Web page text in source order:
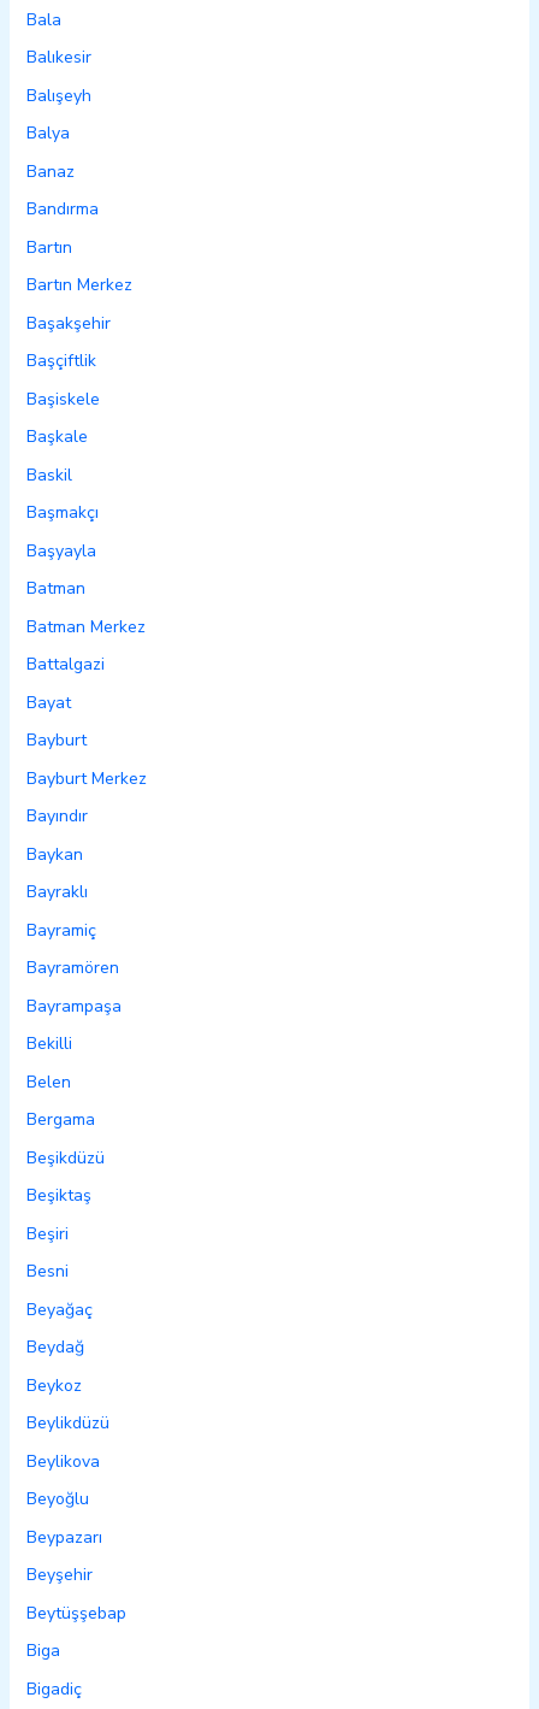
Bala
Balıkesir
Balışeyh
Balya
Banaz
Bandırma
Bartın
Bartın Merkez
Başakşehir
Başçiftlik
Başiskele
Başkale
Baskil
Başmakçı
Başyayla
Batman
Batman Merkez
Battalgazi
Bayat
Bayburt
Bayburt Merkez
Bayındır
Baykan
Bayraklı
Bayramiç
Bayramören
Bayrampaşa
Bekilli
Belen
Bergama
Beşikdüzü
Beşiktaş
Beşiri
Besni
Beyağaç
Beydağ
Beykoz
Beylikdüzü
Beylikova
Beyoğlu
Beypazarı
Beyşehir
Beytüşşebap
Biga
Bigadiç